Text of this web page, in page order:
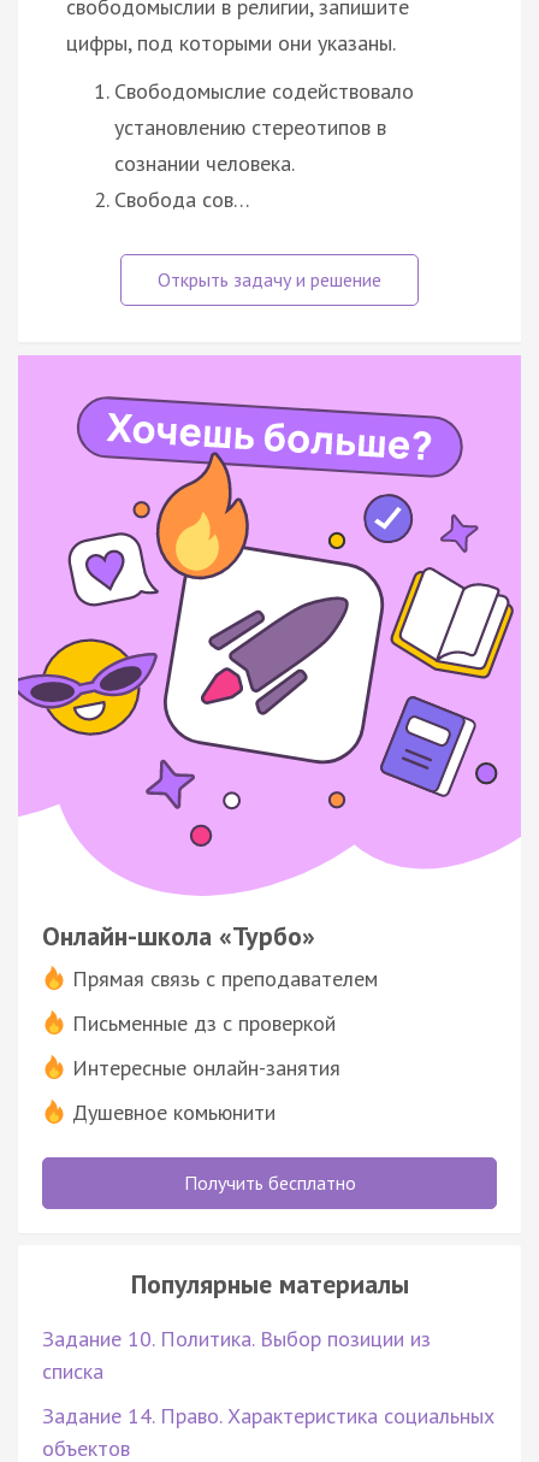
свободомыслии в религии, запишите
цифры, под которыми они указаны.
Свободомыслие содействовало
установлению стереотипов в
сознании человека.
Свобода сов…
Онлайн-школа «Турбо»
Прямая связь с преподавателем
Письменные дз с проверкой
Интересные онлайн-занятия
Душевное комьюнити
Получить бесплатно
Популярные материалы
Задание 10. Политика. Выбор позиции из
списка
Задание 14. Право. Характеристика социальных
объектов